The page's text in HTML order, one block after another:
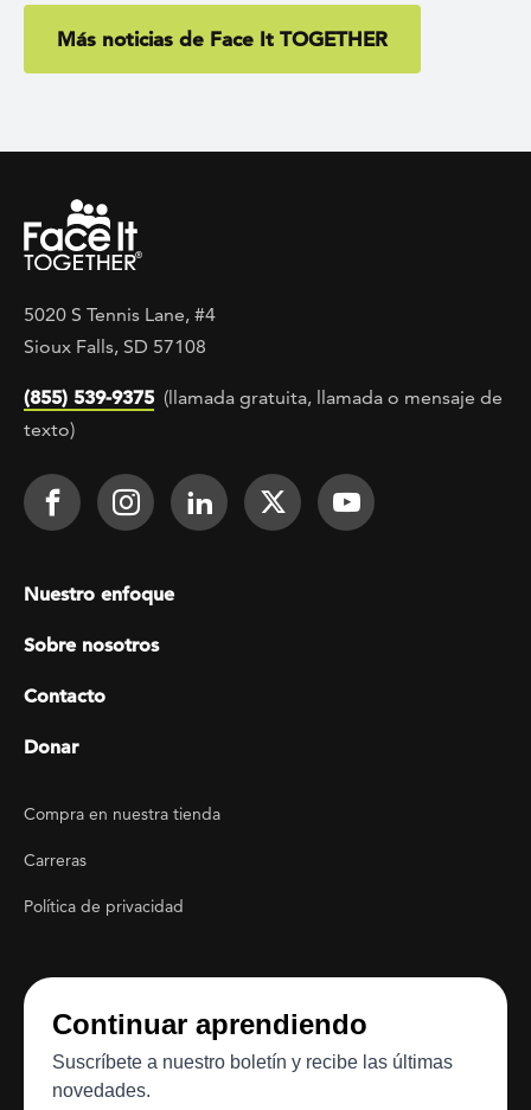
Más noticias de Face It TOGETHER
5020 S Tennis Lane, #4
Sioux Falls, SD 57108
(855) 539-9375 (llamada gratuita, llamada o mensaje de
texto)
Footer Social
Face It TOGETHER on Facebook
Face It TOGETHER on
Face It TOGETHER on
Face ItFace It
Footer menu
Nuestro enfoque
Sobre nosotros
Contacto
Donar
Footer Utility
Compra en nuestra tienda
Carreras
Política de privacidad